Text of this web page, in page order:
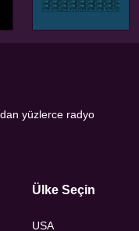
yüzlerce radyo
Ülke Seçin
USA